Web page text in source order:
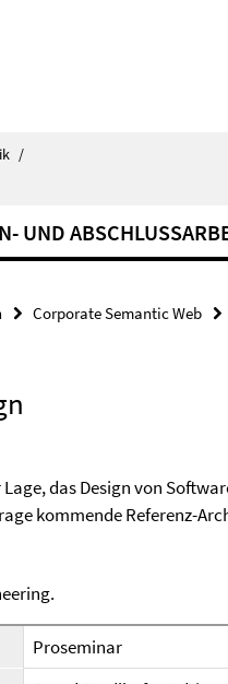
/
UND
Corporate Semantic Web
das Design von
kommende Referenz-
Proseminar